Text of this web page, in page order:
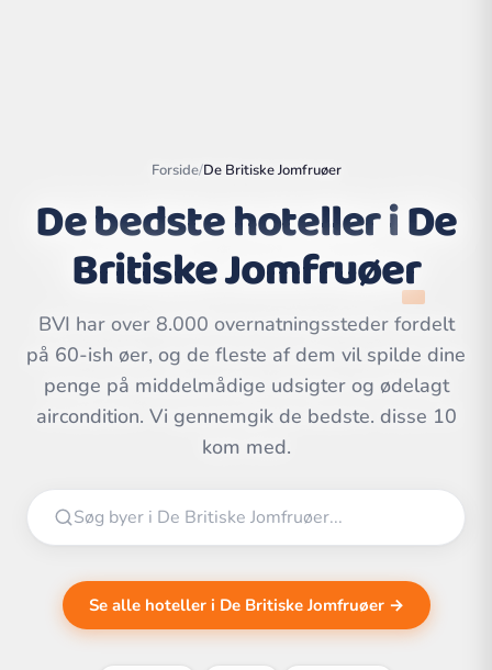
Leaflet|©
OpenStreetMap
contributors | ©
CARTO
Forside/De Britiske Jomfruøer
De bedste hoteller iDe
Britiske Jomfruøer
BVI har over 8.000 overnatningssteder fordelt
på 60-ish øer, og de fleste af dem vil spilde dine
penge på middelmådige udsigter og ødelagt
aircondition. Vi gennemgik de bedste. disse 10
kom med.
Se alle hoteller i De Britiske Jomfruøer →